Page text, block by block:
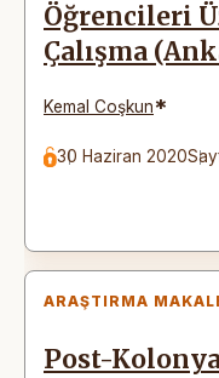
Öğrencileri
Çalışma
Kemal Coşkun*
30 Haziran 2020
ARAŞTIRMA
Post-